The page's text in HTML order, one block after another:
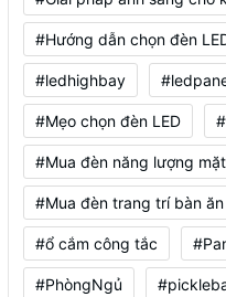
#Hướng dẫn chọn đèn
#ledhighbay
#Mẹo chọn đèn LED
#Mua đèn năng lượng
#Mua đèn trang trí bàn ăn
#ổ cắm công tắc
#PhòngNgủ